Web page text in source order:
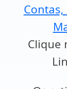
Clique